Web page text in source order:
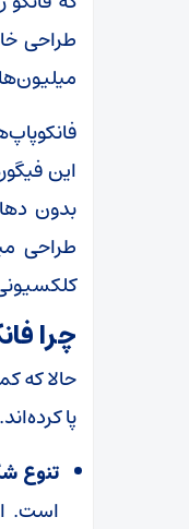
طراحی
این
بدون
طراحی
چرا
حالا که
پا
تنوع
است.